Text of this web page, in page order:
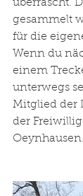
überrascht.
gesammelt
für die
Wenn du
einem
unterwegs
Mitglied der
der
Oeynhausen.